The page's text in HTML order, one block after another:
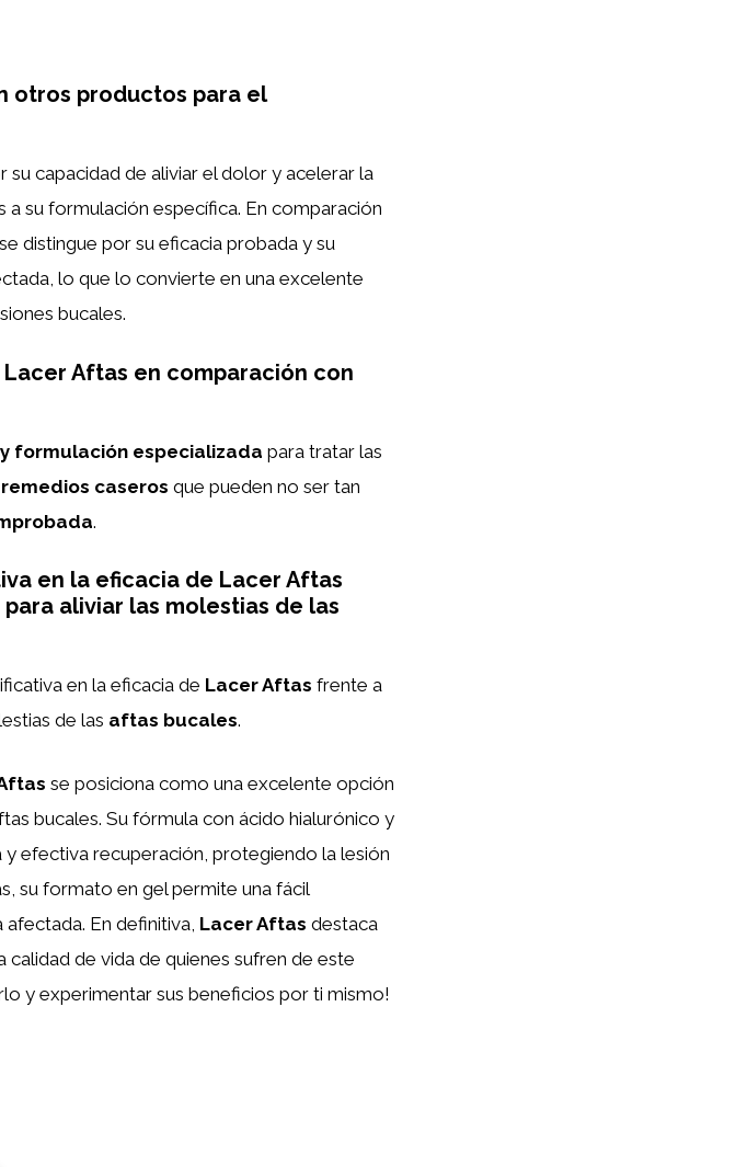
otros productos para el
capacidad de aliviar el dolor y acelerar la
a su formulación específica. En comparación
se distingue por su eficacia probada y su
lo que lo convierte en una excelente
bucales.
Aftas en comparación con
formulación especializada para tratar las
remedios caseros que pueden no ser tan
.
en la eficacia de Lacer Aftas
aliviar las molestias de las
en la eficacia de Lacer Aftas frente a
de las aftas bucales.
se posiciona como una excelente opción
bucales. Su fórmula con ácido hialurónico y
efectiva recuperación, protegiendo la lesión
su formato en gel permite una fácil
En definitiva, Lacer Aftas destaca
de vida de quienes sufren de este
y experimentar sus beneficios por ti mismo!